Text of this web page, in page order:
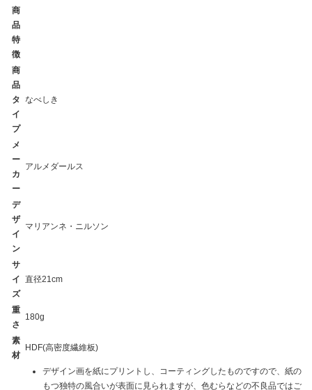
商
品
特
徴
商
品
タ
イ
プ
なべしき
メ
ー
カ
ー
アルメダールス
デ
ザ
イ
ン
マリアンネ・ニルソン
サ
イ
ズ
直径21cm
重
さ
180g
素
材
HDF(高密度繊維板)
デザイン画を紙にプリントし、コーティングしたものですので、紙の
もつ独特の風合いが表面に見られますが、色むらなどの不良品ではご